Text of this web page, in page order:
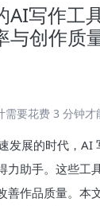
AI写作工
与创作质
要花费 3 分钟才
发展的时代，AI
力助手。这些工
善作品质量。本